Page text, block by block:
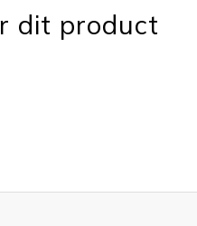
dit product